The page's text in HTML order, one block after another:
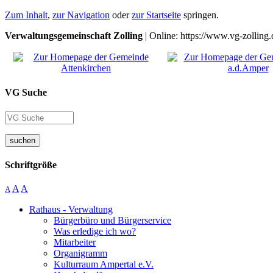
Zum Inhalt, zur Navigation oderzur Startseite springen.
Verwaltungsgemeinschaft Zolling | Online: https://www.vg-
VG Suche
suchen
Schriftgröße
A A A
Rathaus - Verwaltung
Bürgerbüro und Bürgerservice
Was erledige ich wo?
Mitarbeiter
Organigramm
Kulturraum Ampertal e.V.